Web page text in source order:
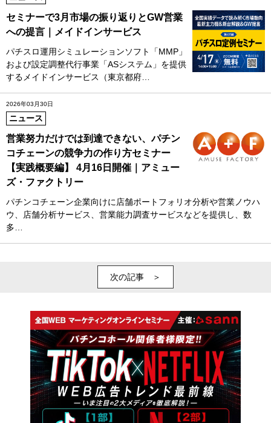
セミナーで3月市場の振り返りとGW営業
への提言｜メイドインサービス
パチスロ運用シミュレーションソフト「MMP」
および設定調整代行事業「ASシステム」を提供
するメイドインサービス（東京都府…
2026年03月30日
ニュース
営業努力だけでは到達できない、パチン
コチェーンの競争力の作り方セミナー
【実践概要編】 4月16日開催｜アミュー
ズ・ファクトリー
パチンコチェーン企業向けに店舗ポートフォリオ分析や営業ノウハ
ウ、店舗分析サービス、営業能力調査サービスなどを提供し、数
多…
次の記事 ＞